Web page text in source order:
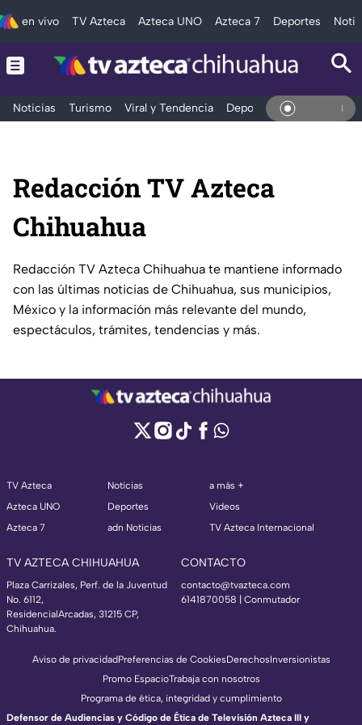
en vivo TV Azteca Azteca UNO Azteca 7 Deportes
Noticias Turismo Viral y Tendencia Deportes Espectáculos
En
Redacción TV Azteca
Chihuahua
Redacción TV Azteca Chihuahua te mantiene informado
con las últimas noticias de Chihuahua, sus municipios,
México y la información más relevante del mundo,
espectáculos, trámites, tendencias y más.
TV Azteca
Azteca UNO
Azteca 7
Noticias
Deportes
adn Noticias
a más +
Videos
TV Azteca Internacional
TV AZTECA CHIHUAHUA
Plaza Carrizales, Perf. de la Juventud
No. 6112,
ResidencialArcadas, 31215 CP,
Chihuahua.
CONTACTO
contacto@tvazteca.com
6141870058 | Conmutador
Aviso de privacidadPreferencias de CookiesDerechosInversionistas
Promo EspacioTrabaja con nosotros
Programa de ética, integridad y cumplimiento
Defensor de Audiencias y Código de Ética de Televisión Azteca III y